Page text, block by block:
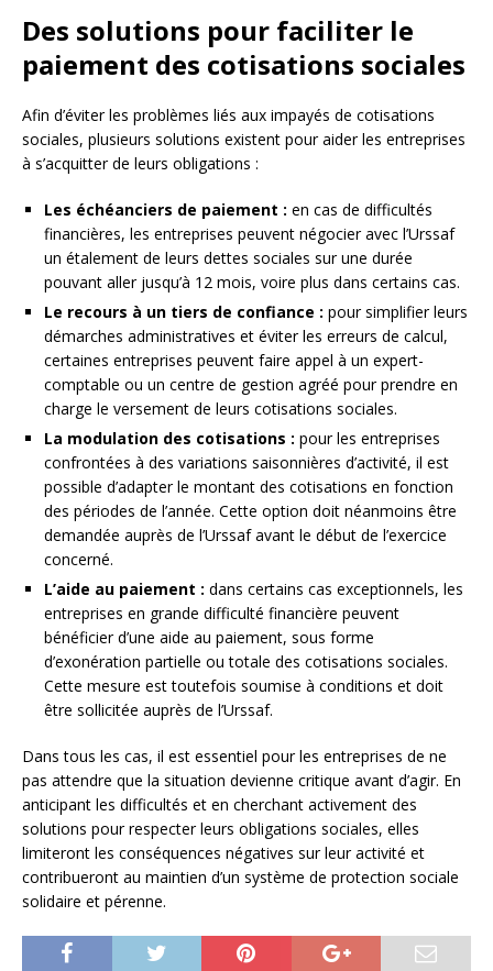
Des solutions pour faciliter le
paiement des cotisations sociales
Afin d’éviter les problèmes liés aux impayés de cotisations
sociales, plusieurs solutions existent pour aider les entreprises
à s’acquitter de leurs obligations :
Les échéanciers de paiement : en cas de difficultés
financières, les entreprises peuvent négocier avec l’Urssaf
un étalement de leurs dettes sociales sur une durée
pouvant aller jusqu’à 12 mois, voire plus dans certains cas.
Le recours à un tiers de confiance : pour simplifier leurs
démarches administratives et éviter les erreurs de calcul,
certaines entreprises peuvent faire appel à un expert-
comptable ou un centre de gestion agréé pour prendre en
charge le versement de leurs cotisations sociales.
La modulation des cotisations : pour les entreprises
confrontées à des variations saisonnières d’activité, il est
possible d’adapter le montant des cotisations en fonction
des périodes de l’année. Cette option doit néanmoins être
demandée auprès de l’Urssaf avant le début de l’exercice
concerné.
L’aide au paiement : dans certains cas exceptionnels, les
entreprises en grande difficulté financière peuvent
bénéficier d’une aide au paiement, sous forme
d’exonération partielle ou totale des cotisations sociales.
Cette mesure est toutefois soumise à conditions et doit
être sollicitée auprès de l’Urssaf.
Dans tous les cas, il est essentiel pour les entreprises de ne
pas attendre que la situation devienne critique avant d’agir. En
anticipant les difficultés et en cherchant activement des
solutions pour respecter leurs obligations sociales, elles
limiteront les conséquences négatives sur leur activité et
contribueront au maintien d’un système de protection sociale
solidaire et pérenne.